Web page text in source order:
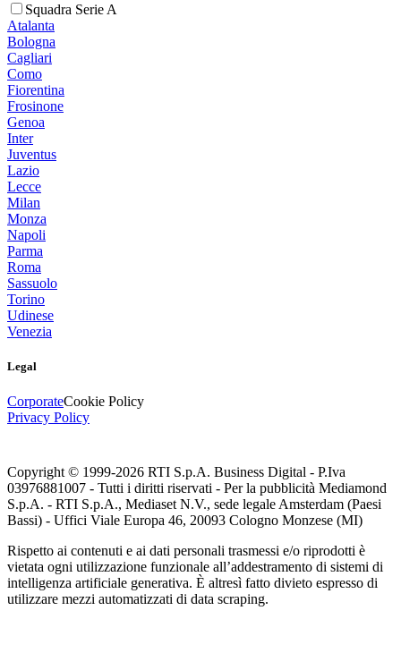
Squadra Serie A
Atalanta
Bologna
Cagliari
Como
Fiorentina
Frosinone
Genoa
Inter
Juventus
Lazio
Lecce
Milan
Monza
Napoli
Parma
Roma
Sassuolo
Torino
Udinese
Venezia
Legal
CorporateCookie Policy
Privacy Policy
Copyright © 1999-2026 RTI S.p.A. Business Digital - P.Iva
03976881007 - Tutti i diritti riservati - Per la pubblicità Mediamond
S.p.A. - RTI S.p.A., Mediaset N.V., sede legale Amsterdam (Paesi
Bassi) - Uffici Viale Europa 46, 20093 Cologno Monzese (MI)
Rispetto ai contenuti e ai dati personali trasmessi e/o riprodotti è
vietata ogni utilizzazione funzionale all’addestramento di sistemi di
intelligenza artificiale generativa. È altresì fatto divieto espresso di
utilizzare mezzi automatizzati di data scraping.